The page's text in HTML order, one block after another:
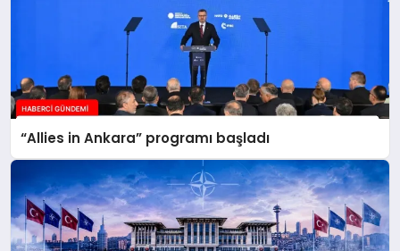
“Allies in Ankara” programı başladı